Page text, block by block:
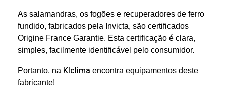
As salamandras, os fogões e recuperadores de ferro
fundido, fabricados pela Invicta, são certificados
Origine France Garantie. Esta certificação é clara,
simples, facilmente identificável pelo consumidor.
Portanto, na Klclima encontra equipamentos deste
fabricante!